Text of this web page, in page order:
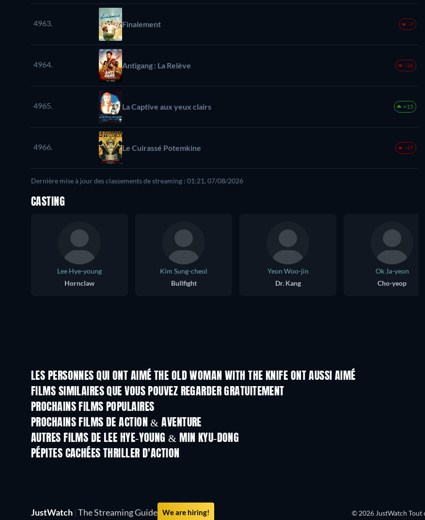
4963. Finalement -7
4964. Antigang : La Relève -36
4965. La Captive aux yeux clairs +15
4966. Le Cuirassé Potemkine -47
Dernière mise à jour des classements de streaming : 01:21, 07/08/2026
CASTING
Lee Hye-young
Hornclaw
Kim Sung-cheol
Bullfight
Yeon Woo-jin
Dr. Kang
Ok Ja-yeon
Cho-yeop
LES PERSONNES QUI ONT AIMÉ THE OLD WOMAN WITH THE KNIFE ONT AUSSI AIMÉ
FILMS SIMILAIRES QUE VOUS POUVEZ REGARDER GRATUITEMENT
PROCHAINS FILMS POPULAIRES
PROCHAINS FILMS DE ACTION & AVENTURE
AUTRES FILMS DE LEE HYE-YOUNG & MIN KYU-DONG
PÉPITES CACHÉES THRILLER D'ACTION
JustWatch | The Streaming Guide We are hiring! © 2026 JustWatch